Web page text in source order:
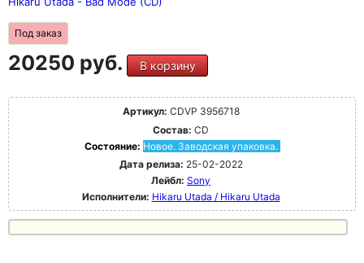
Под заказ
20250 руб. В корзину
Артикул: CDVP 3956718
Состав: CD
Состояние: Новое. Заводская упаковка.
Дата релиза: 25-02-2022
Лейбл: Sony
Исполнители: Hikaru Utada / Hikaru Utada